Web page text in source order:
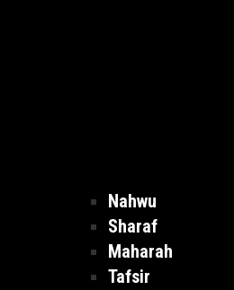
Nahwu
Sharaf
Maharah
Tafsir